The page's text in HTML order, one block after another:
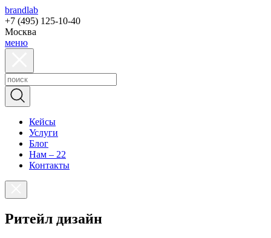
brandlab
+7 (495) 125-10-40
Москва
меню
Кейсы
Услуги
Блог
Нам – 22
Контакты
Ритейл дизайн